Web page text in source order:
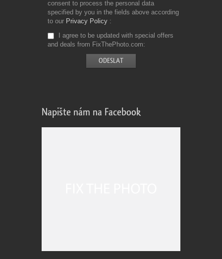
consent to process the personal data
specified by you in the fields above according
to our Privacy Policy
I agree to be updated with special offers
and deals from FixThePhoto.com
Napište nám na Facebook